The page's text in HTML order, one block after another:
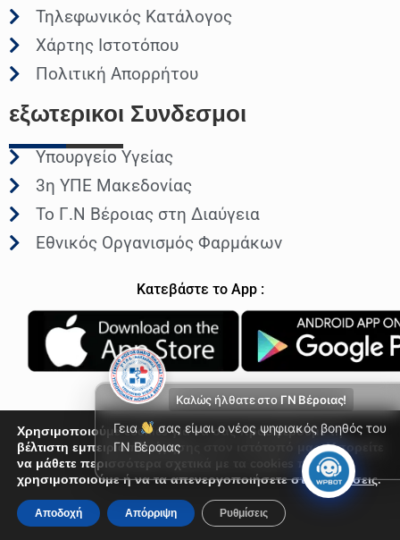
Τηλεφωνικός Κατάλογος
Χάρτης Ιστοτόπου
Πολιτική Απορρήτου
εξωτερικοι Συνδεσμοι
Υπουργείο Υγείας
3η ΥΠΕ Μακεδονίας
Το Γ.Ν Βέροιας στη Διαύγεια
Εθνικός Οργανισμός Φαρμάκων
Κατεβάστε το App :
© Γενικό Νοσοκομείο Βέροιας 2026
Developed byMyCompany Projects
Καλώς ήλθατε στο ΓΝ Βέροιας!
Γεια
σας είμαι ο νέος ψηφιακός βοηθός του
ΓΝ Βέροιας
Χρησιμοποιούμε cookies για να σας προσφέρουμε τη
βέλτιστη εμπειρία πλοήγησης στον ιστότοπό μας. Μπορείτε
να μάθετε περισσότερα σχετικά με τα cookies που
χρησιμοποιούμε ή να τα απενεργοποιήσετε στιςΡυθμίσεις.
Αποδοχή Απόρριψη Ρυθμίσεις